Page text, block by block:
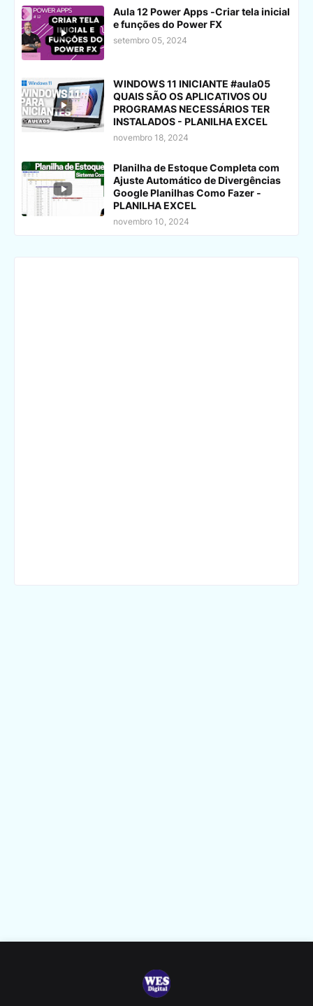
Aula 12 Power Apps -Criar tela inicial
e funções do Power FX
setembro 05, 2024
WINDOWS 11 INICIANTE #aula05
QUAIS SÃO OS APLICATIVOS OU
PROGRAMAS NECESSÁRIOS TER
INSTALADOS - PLANILHA EXCEL
novembro 18, 2024
Planilha de Estoque Completa com
Ajuste Automático de Divergências
Google Planilhas Como Fazer -
PLANILHA EXCEL
novembro 10, 2024